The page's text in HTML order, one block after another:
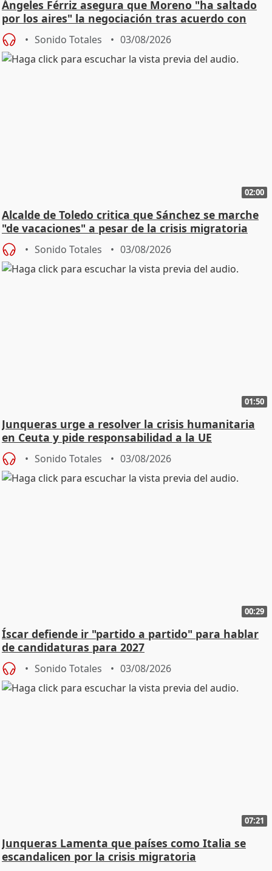
Ángeles Férriz asegura que Moreno "ha saltado
por los aires" la negociación tras acuerdo con
SMA
Sonido Totales 03/08/2026
02:00
Alcalde de Toledo critica que Sánchez se marche
"de vacaciones" a pesar de la crisis migratoria
Sonido Totales 03/08/2026
01:50
Junqueras urge a resolver la crisis humanitaria
en Ceuta y pide responsabilidad a la UE
Sonido Totales 03/08/2026
00:29
Íscar defiende ir "partido a partido" para hablar
de candidaturas para 2027
Sonido Totales 03/08/2026
07:21
Junqueras Lamenta que países como Italia se
escandalicen por la crisis migratoria